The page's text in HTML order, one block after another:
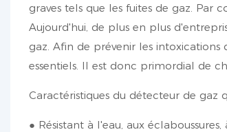
graves tels que les fuites de gaz. Par
Aujourd'hui, de plus en plus
gaz. Afin de prévenir les intoxications
essentiels. Il est donc primordial de
Caractéristiques du détecteur de gaz
● Résistant à l'eau, aux